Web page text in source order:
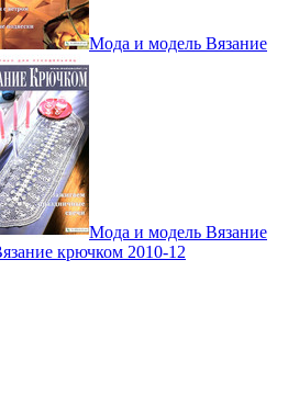
Мода и модель Вязание
Мода и модель Вязание
крючком 2010-12